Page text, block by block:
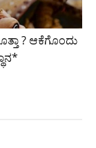
? ಆಕೆಗೊಂದು